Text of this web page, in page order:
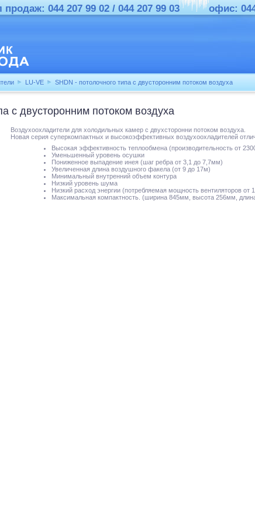
продаж: 044 207 99 02 / 044 207 99 03 офис:
LU-VE SHDN - потолочного типа с двусторонним потоком воздуха
с двусторонним потоком воздуха
Воздухоохладители для холодильных камер с двухсторонни потоком воздуха.
Новая серия суперкомпактных и высокоэффективных воздухоохладителей
Высокая эффективность теплообмена (производительность от
Уменьшенный уровень осушки
Пониженное выпадение инея (шаг ребра от 3,1 до 7,7мм)
Увеличенная длина воздушного факела (от 9 до 17м)
Минимальный внутренний объем контура
Низкий уровень шума
Низкий расход энергии (потребляемая мощность вентиляторов от
Максимальная компактность. (ширина 845мм, высота 256мм,